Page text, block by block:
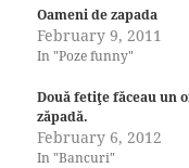
Oameni de zapada
February 9, 2011
In "Poze funny"
Două fetiţe făceau un
zăpadă.
February 6, 2012
In "Bancuri"